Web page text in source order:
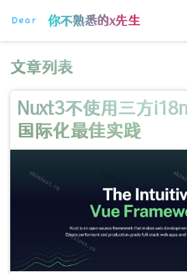
你不熟悉的x先生
登录
文章列表
Nuxt3不使用三方
国际化最佳实践